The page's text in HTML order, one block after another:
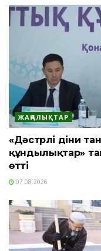
ЖАҢАЛЫҚТАР
«Дәстүрлі діни
құндылықтар»
өтті
07.08.2026